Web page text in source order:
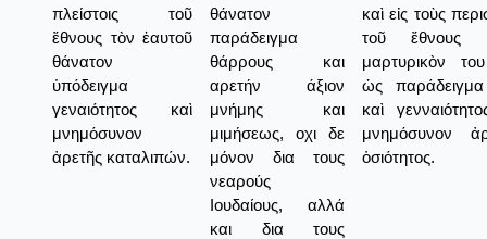
πλείστοις τοῦ
ἔθνους τὸν ἑαυτοῦ
θάνατον
ὑπόδειγμα
γεναιότητος καὶ
μνημόσυνον
ἀρετῆς καταλιπών.
θάνατον
παράδειγμα
θάρρους και
αρετήν άξιον
μνήμης και
μιμήσεως, οχι δε
μόνον δια τους
νεαρούς
Ιουδαίους, αλλά
και δια τους
καὶ εἰς τοὺς
τοῦ ἔθνους
μαρτυρικὸν
ὡς
καὶ
μνημόσυνον
ὁσιότητος.